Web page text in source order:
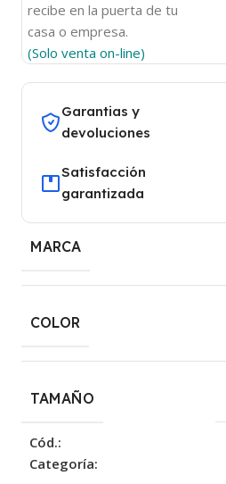
recibe en la puerta de tu
casa o empresa.
(Solo venta on-line)
Garantias y
devoluciones
Satisfacción
garantizada
MARCA
COLOR
TAMAÑO
Cód.:
Categoría: